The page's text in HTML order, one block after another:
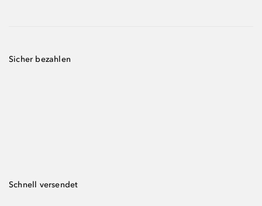
Sicher bezahlen
Schnell versendet